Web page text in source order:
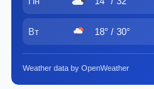
Вт 18° / 30°
Weather data by OpenWeather